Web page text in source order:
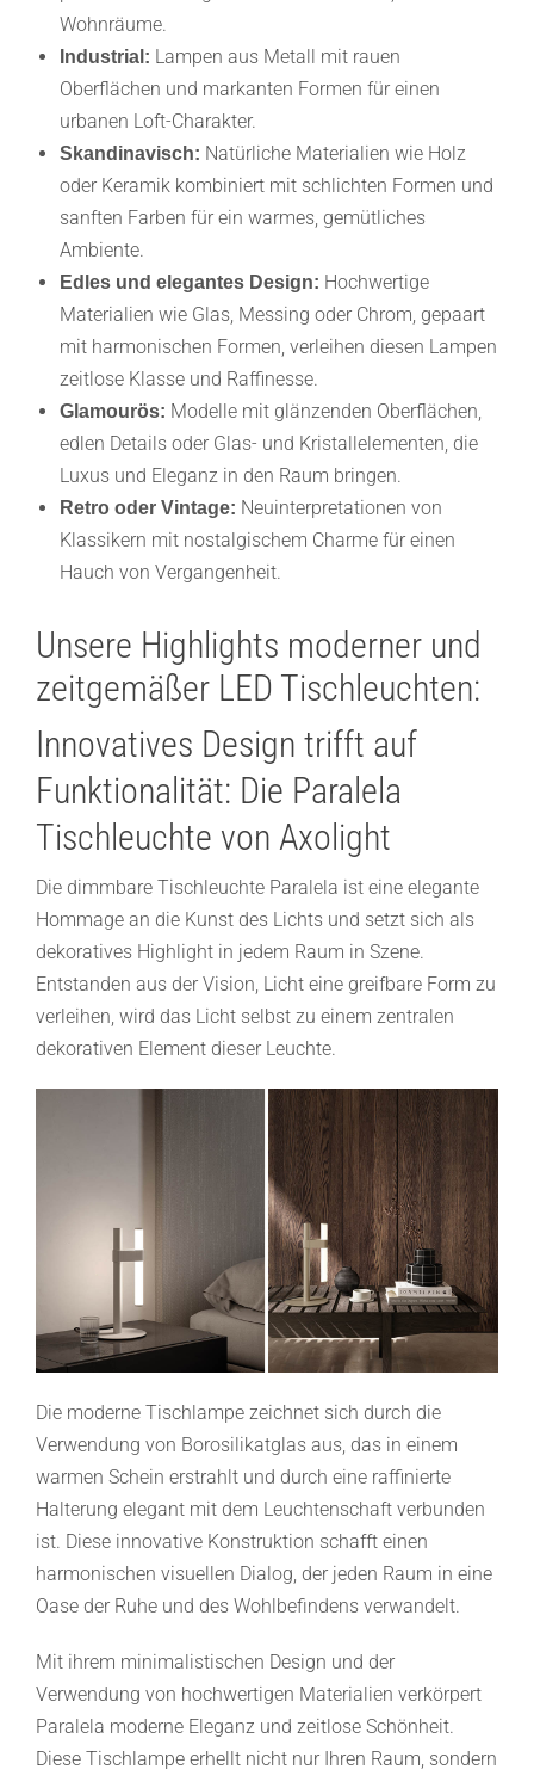
Wohnräume.
Industrial: Lampen aus Metall mit rauen
Oberflächen und markanten Formen für einen
urbanen Loft-Charakter.
Skandinavisch: Natürliche Materialien wie Holz
oder Keramik kombiniert mit schlichten Formen und
sanften Farben für ein warmes, gemütliches
Ambiente.
Edles und elegantes Design: Hochwertige
Materialien wie Glas, Messing oder Chrom, gepaart
mit harmonischen Formen, verleihen diesen Lampen
zeitlose Klasse und Raffinesse.
Glamourös: Modelle mit glänzenden Oberflächen,
edlen Details oder Glas- und Kristallelementen, die
Luxus und Eleganz in den Raum bringen.
Retro oder Vintage: Neuinterpretationen von
Klassikern mit nostalgischem Charme für einen
Hauch von Vergangenheit.
Unsere Highlights moderner und
zeitgemäßer LED Tischleuchten:
Innovatives Design trifft auf
Funktionalität: Die Paralela
Tischleuchte von Axolight
Die dimmbare Tischleuchte Paralela ist eine elegante
Hommage an die Kunst des Lichts und setzt sich als
dekoratives Highlight in jedem Raum in Szene.
Entstanden aus der Vision, Licht eine greifbare Form zu
verleihen, wird das Licht selbst zu einem zentralen
dekorativen Element dieser Leuchte.
Die moderne Tischlampe zeichnet sich durch die
Verwendung von Borosilikatglas aus, das in einem
warmen Schein erstrahlt und durch eine raffinierte
Halterung elegant mit dem Leuchtenschaft verbunden
ist. Diese innovative Konstruktion schafft einen
harmonischen visuellen Dialog, der jeden Raum in eine
Oase der Ruhe und des Wohlbefindens verwandelt.
Mit ihrem minimalistischen Design und der
Verwendung von hochwertigen Materialien verkörpert
Paralela moderne Eleganz und zeitlose Schönheit.
Diese Tischlampe erhellt nicht nur Ihren Raum, sondern